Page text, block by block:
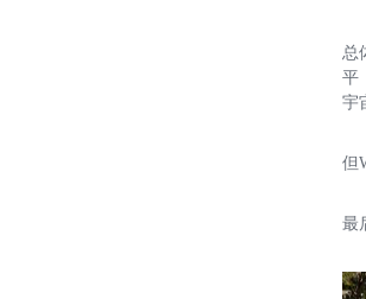
总
平
宇
但
最